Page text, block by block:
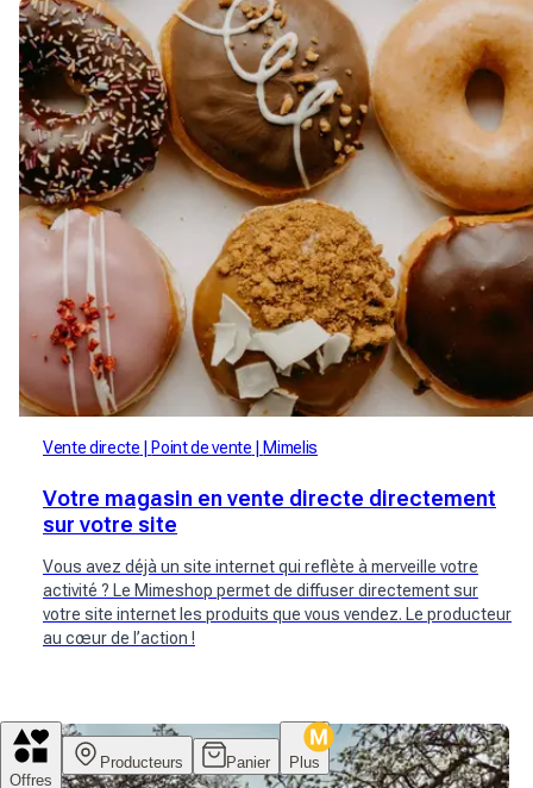
Vente directe Point de vente Mimelis
Votre magasin en vente directe directement
sur votre site
Vous avez déjà un site internet qui reflète à merveille votre
activité ? Le Mimeshop permet de diffuser directement sur
votre site internet les produits que vous vendez. Le producteur
au cœur de l’action !
Offres
Producteurs Panier Plus